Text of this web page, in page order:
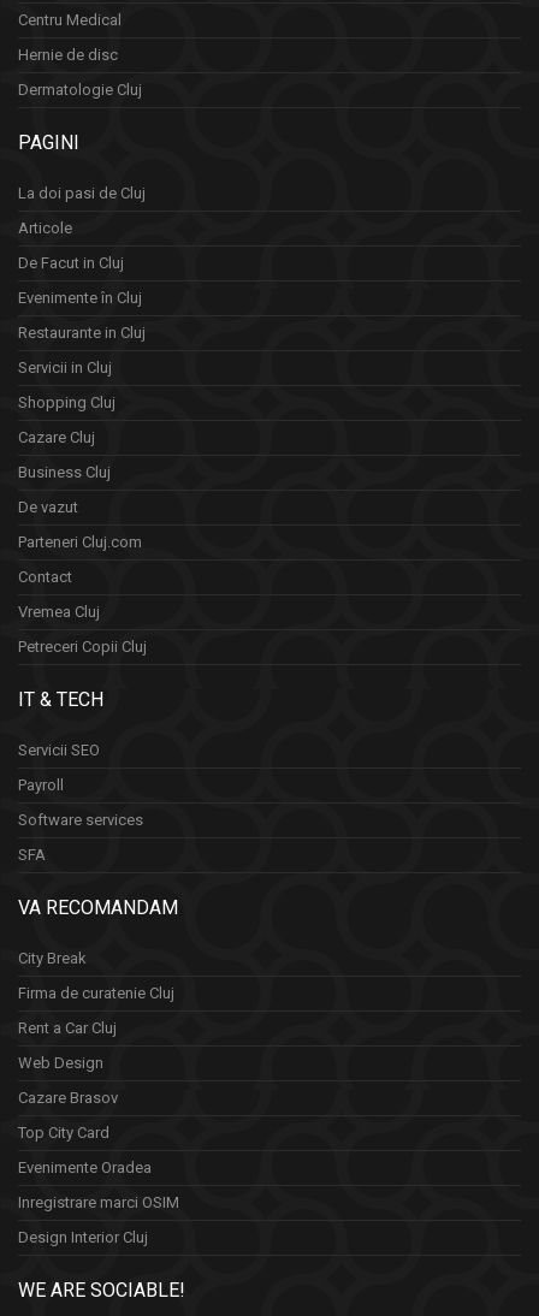
Centru Medical
Hernie de disc
Dermatologie Cluj
PAGINI
La doi pasi de Cluj
Articole
De Facut in Cluj
Evenimente în Cluj
Restaurante in Cluj
Servicii in Cluj
Shopping Cluj
Cazare Cluj
Business Cluj
De vazut
Parteneri Cluj.com
Contact
Vremea Cluj
Petreceri Copii Cluj
IT & TECH
Servicii SEO
Payroll
Software services
SFA
VA RECOMANDAM
City Break
Firma de curatenie Cluj
Rent a Car Cluj
Web Design
Cazare Brasov
Top City Card
Evenimente Oradea
Inregistrare marci OSIM
Design Interior Cluj
WE ARE SOCIABLE!